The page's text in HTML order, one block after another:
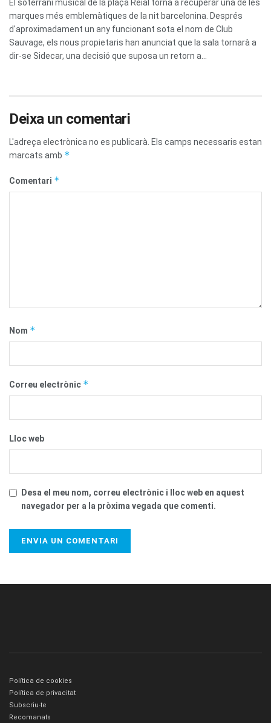
El soterrani musical de la plaça Reial torna a recuperar una de les
marques més emblemàtiques de la nit barcelonina. Després
d'aproximadament un any funcionant sota el nom de Club
Sauvage, els nous propietaris han anunciat que la sala tornarà a
dir-se Sidecar, una decisió que suposa un retorn a...
Deixa un comentari
L'adreça electrònica no es publicarà. Els camps necessaris estan
marcats amb *
Comentari *
Nom *
Correu electrònic *
Lloc web
Desa el meu nom, correu electrònic i lloc web en aquest
navegador per a la pròxima vegada que comenti.
Política de cookies
Política de privacitat
Subscriu-te
Recomanats